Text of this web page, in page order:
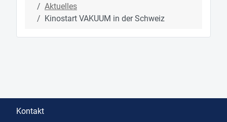
Aktuelles
Kinostart VAKUUM in der Schweiz
Kontakt